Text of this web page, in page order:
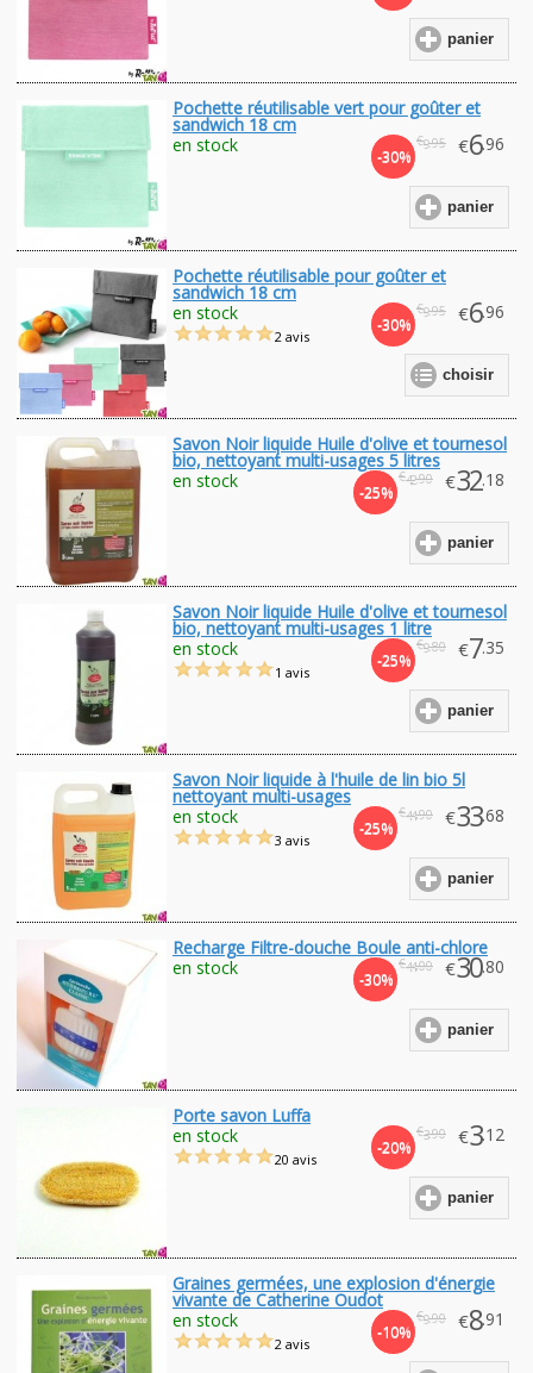
panier
Pochette réutilisable vert pour goûter et
sandwich 18 cm
-30%
€9.95 €6.96
en stock
panier
Pochette réutilisable pour goûter et
sandwich 18 cm
-30%
€9.95 €6.96
en stock
choisir
2 avis
Savon Noir liquide Huile d'olive et tournesol
bio, nettoyant multi-usages 5 litres
-25%
€42.90 €32.18
en stock
panier
Savon Noir liquide Huile d'olive et tournesol
bio, nettoyant multi-usages 1 litre
-25%
€9.80 €7.35
en stock
panier
1 avis
Savon Noir liquide à l'huile de lin bio 5l
nettoyant multi-usages
-25%
€44.90 €33.68
en stock
panier
3 avis
Recharge Filtre-douche Boule anti-chlore
-30%
€44.00 €30.80
en stock
panier
Porte savon Luffa
-20%
€3.90 €3.12
en stock
panier
20 avis
Graines germées, une explosion d'énergie
vivante de Catherine Oudot
-10%
€9.90 €8.91
en stock
2 avis